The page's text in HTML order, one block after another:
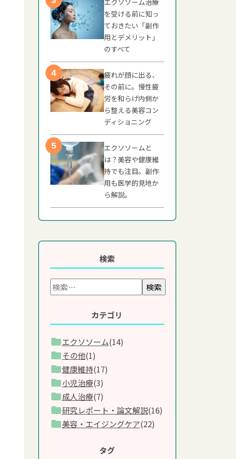
エクソソーム治療
を受ける前に知っ
ておきたい「副作
用とデメリット」
のすべて
疲れが顔に出る、
その前に。慢性疲
労を和らげ内側か
ら整える美容コン
ディショニング
エクソソームと
は？美容や健康維
持でも注目。副作
用も医学的見地か
ら解説。
検索
検索
カテゴリ
エクソソーム(14)
その他(1)
健康維持(17)
小児治療(3)
成人治療(7)
研究レポート・論文解説(16)
美容・エイジングケア(22)
タグ